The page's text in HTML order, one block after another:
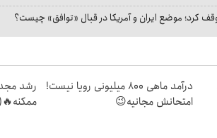
کرد؛ موضع ایران و آمریکا در قبال «توافق» چیست؟
درآمد ماهی 800 میلیونی رویا نیست!
امتحانش مجانیه😉
رشد